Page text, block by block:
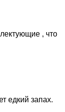
, что
едкий запах.